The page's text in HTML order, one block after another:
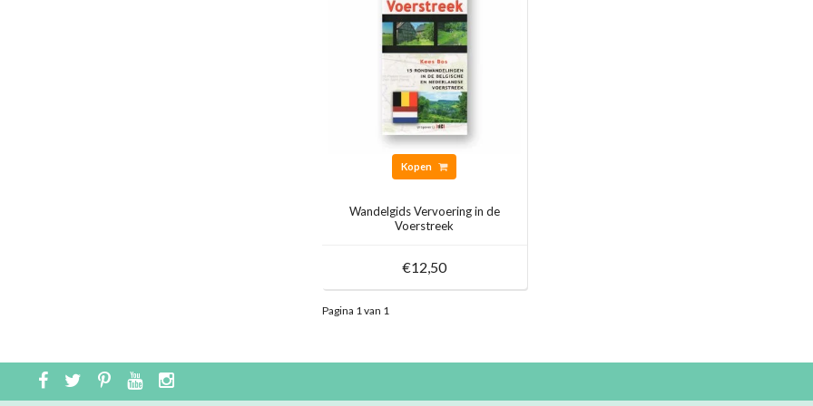
Kopen
Wandelgids Vervoering in de
Voerstreek
€12,50
Pagina 1 van 1